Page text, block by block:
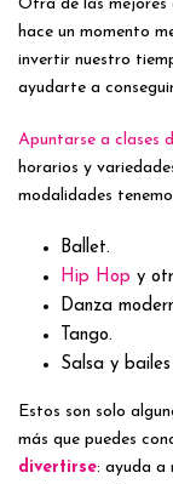
Otra de las mejores
hace un momento
invertir nuestro
ayudarte a
Apuntarse a clases
horarios y
modalidades
Ballet.
Hip Hop y
Danza
Tango.
Salsa y
Estos son solo
más que puedes
divertirse: ayuda a